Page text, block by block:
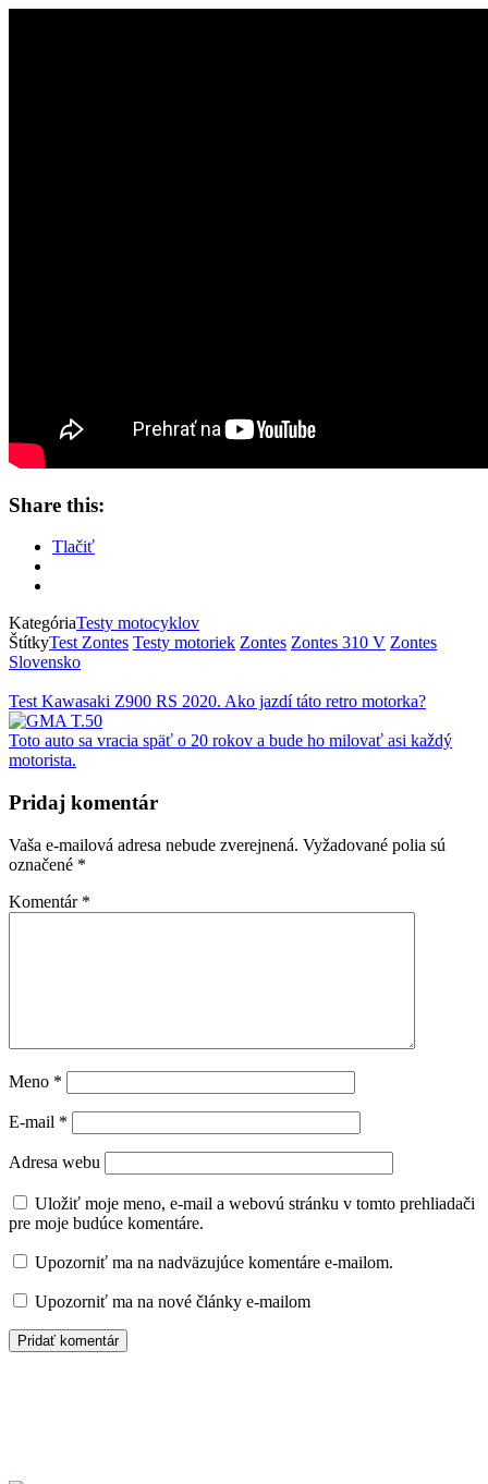
Share this:
Tlačiť
KategóriaTesty motocyklov
ŠtítkyTest Zontes Testy motoriek Zontes Zontes 310 V Zontes
Slovensko
Test Kawasaki Z900 RS 2020. Ako jazdí táto retro motorka?
Toto auto sa vracia späť o 20 rokov a bude ho milovať asi každý
motorista.
Pridaj komentár
Vaša e-mailová adresa nebude zverejnená. Vyžadované polia sú
označené *
Komentár *
Meno *
E-mail *
Adresa webu
Uložiť moje meno, e-mail a webovú stránku v tomto prehliadači
pre moje budúce komentáre.
Upozorniť ma na nadväzujúce komentáre e-mailom.
Upozorniť ma na nové články e-mailom